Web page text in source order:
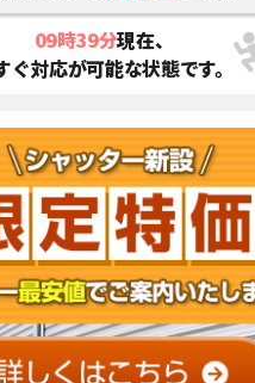
09時39分現在、
ぐ対応が可能な状態です。